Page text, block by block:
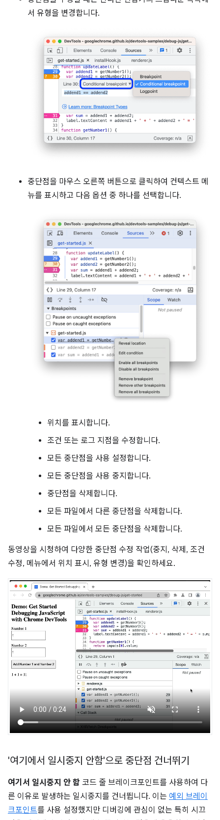
서 유형을 변경합니다.
중단점을 마우스 오른쪽 버튼으로 클릭하여 컨텍스트 메
뉴를 표시하고 다음 옵션 중 하나를 선택합니다.
위치를 표시합니다.
조건 또는 로그 지점을 수정합니다.
모든 중단점을 사용 설정합니다.
모든 중단점을 사용 중지합니다.
중단점을 삭제합니다.
모든 파일에서 다른 중단점을 삭제합니다.
모든 파일에서 모든 중단점을 삭제합니다.
동영상을 시청하여 다양한 중단점 수정 작업(중지, 삭제, 조건
수정, 메뉴에서 위치 표시, 유형 변경)을 확인하세요.
'여기에서 일시중지 안함'으로 중단점 건너뛰기
여기서 일시중지 안 함 코드 줄 브레이크포인트를 사용하여 다
른 이유로 발생하는 일시중지를 건너뜁니다. 이는 예외 브레이
크포인트를 사용 설정했지만 디버깅에 관심이 없는 특히 시끄